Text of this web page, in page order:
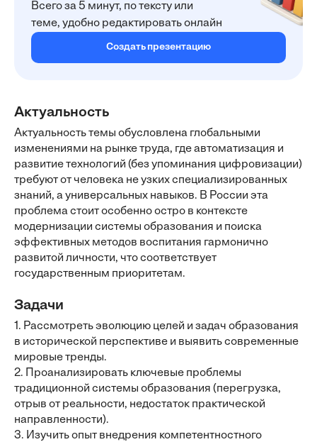
Всего за 5 минут, по тексту или
теме, удобно редактировать онлайн
Создать презентацию
Актуальность
Актуальность темы обусловлена глобальными
изменениями на рынке труда, где автоматизация и
развитие технологий (без упоминания цифровизации)
требуют от человека не узких специализированных
знаний, а универсальных навыков. В России эта
проблема стоит особенно остро в контексте
модернизации системы образования и поиска
эффективных методов воспитания гармонично
развитой личности, что соответствует
государственным приоритетам.
Задачи
1. Рассмотреть эволюцию целей и задач образования
в исторической перспективе и выявить современные
мировые тренды.
2. Проанализировать ключевые проблемы
традиционной системы образования (перегрузка,
отрыв от реальности, недостаток практической
направленности).
3. Изучить опыт внедрения компетентностного